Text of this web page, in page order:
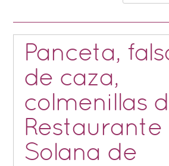
Panceta,
de caza,
colmenillas
Restaurante
Solana de